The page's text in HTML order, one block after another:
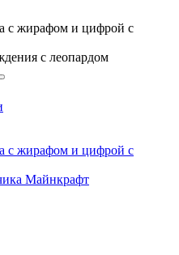
с леопардом
Майнкрафт